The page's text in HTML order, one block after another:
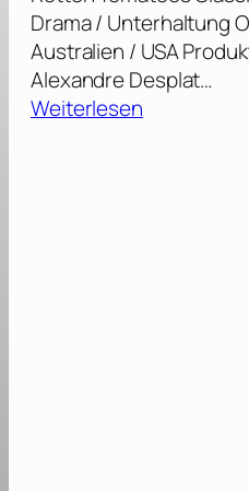
Drama / Unterhaltung
Australien / USA
Alexandre Desplat…
Weiterlesen: